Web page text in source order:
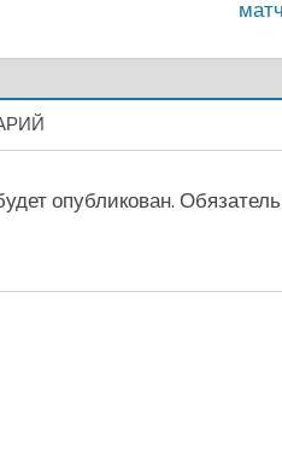
опубликован.